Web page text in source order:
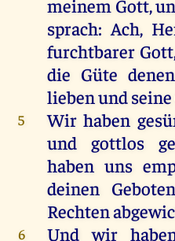
meinem Gott,
sprach: Ach,
furchtbarer Gott
die Güte denen
liebenundseine
5 Wir haben
und
gottlos
haben uns
deinen Geboten
Rechten
6 Und wir